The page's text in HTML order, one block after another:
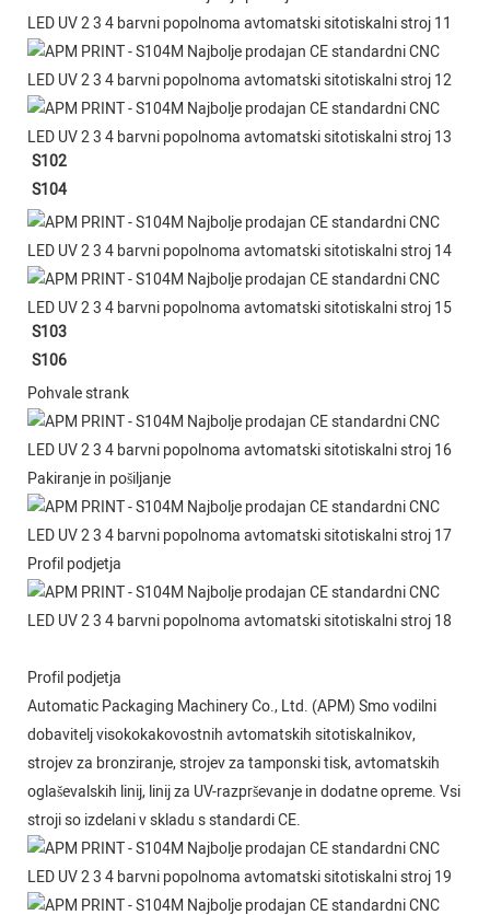
S102
S104
S103
S106
Pohvale strank
Pakiranje in pošiljanje
Profil podjetja
Profil podjetja
Automatic Packaging Machinery Co., Ltd. (APM) Smo vodilni
dobavitelj visokokakovostnih avtomatskih sitotiskalnikov,
strojev za bronziranje, strojev za tamponski tisk, avtomatskih
oglaševalskih linij, linij za UV-razprševanje in dodatne opreme. Vsi
stroji so izdelani v skladu s standardi CE.